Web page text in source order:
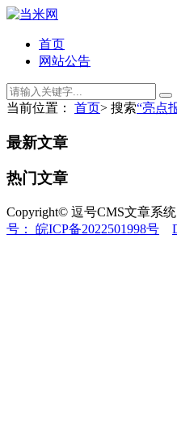
首页
网站公告
当前位置： 首页> 搜索“亮点
最新文章
热门文章
Copyright© 逗号CMS文章系统
号： 皖ICP备2022501998号